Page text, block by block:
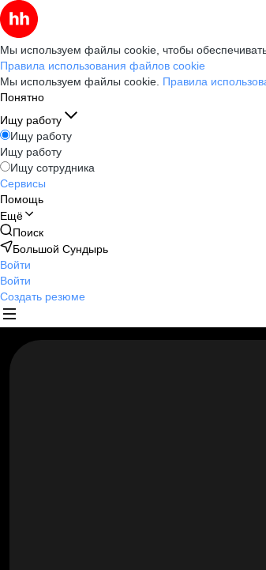
Мы используем файлы cookie, чтобы
Правила использования файлов cookie
Мы используем файлы cookie. Правила
Понятно
Ищу работу
Ищу работу
Ищу работу
Ищу сотрудника
Сервисы
Помощь
Ещё
Поиск
Большой Сундырь
Войти
Войти
Создать резюме